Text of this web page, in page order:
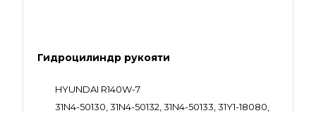
Гидроцилиндр рукояти
HYUNDAI R140W-7
31N4-50130, 31N4-50132, 31N4-50133, 31Y1-18080,